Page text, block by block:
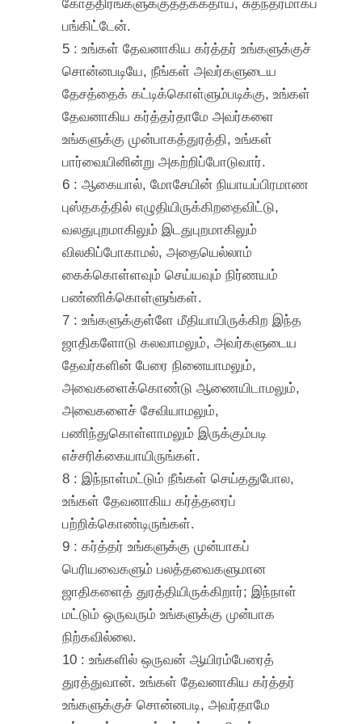
பங்கிட்டேன்.
5 : உங்கள் தேவனாகிய கர்த்தர் உங்களுக்குச்
சொன்னபடியே, நீங்கள் அவர்களுடைய
தேசத்தைக் கட்டிக்கொள்ளும்படிக்கு, உங்கள்
தேவனாகிய கர்த்தர்தாமே அவர்களை
உங்களுக்கு முன்பாகத்துரத்தி, உங்கள்
பார்வையினின்று அகற்றிப்போடுவார்.
6 : ஆகையால், மோசேயின் நியாயப்பிரமாண
புஸ்தகத்தில் எழுதியிருக்கிறதைவிட்டு,
வலதுபுறமாகிலும் இடதுபுறமாகிலும்
விலகிப்போகாமல், அதையெல்லாம்
கைக்கொள்ளவும் செய்யவும் நிர்ணயம்
பண்ணிக்கொள்ளுங்கள்.
7 : உங்களுக்குள்ளே மீதியாயிருக்கிற இந்த
ஜாதிகளோடு கலவாமலும், அவர்களுடைய
தேவர்களின் பேரை நினையாமலும்,
அவைகளைக்கொண்டு ஆணையிடாமலும்,
அவைகளைச் சேவியாமலும்,
பணிந்துகொள்ளாமலும் இருக்கும்படி
எச்சரிக்கையாயிருங்கள்.
8 : இந்நாள்மட்டும் நீங்கள் செய்ததுபோல,
உங்கள் தேவனாகிய கர்த்தரைப்
பற்றிக்கொண்டிருங்கள்.
9 : கர்த்தர் உங்களுக்கு முன்பாகப்
பெரியவைகளும் பலத்தவைகளுமான
ஜாதிகளைத் துரத்தியிருக்கிறார்; இந்நாள்
மட்டும் ஒருவரும் உங்களுக்கு முன்பாக
நிற்கவில்லை.
10 : உங்களில் ஒருவன் ஆயிரம்பேரைத்
துரத்துவான். உங்கள் தேவனாகிய கர்த்தர்
உங்களுக்குச் சொன்னபடி, அவர்தாமே